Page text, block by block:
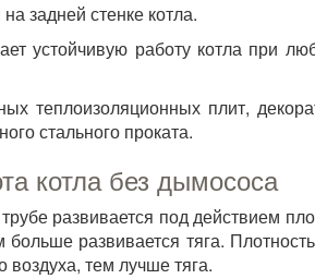
задней стенке котла.
устойчивую работу котла при
теплоизоляционных плит,
стального проката.
котла без дымососа
развивается под действием
развивается тяга.
тем лучше тяга.